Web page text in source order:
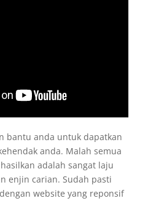
bantu anda untuk dapatkan
anda. Malah semua
adalah sangat laju
enjin carian. Sudah pasti
website yang reponsif